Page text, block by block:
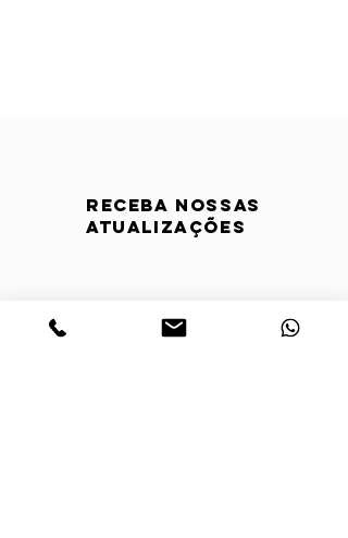
Receba nossas
atualizações